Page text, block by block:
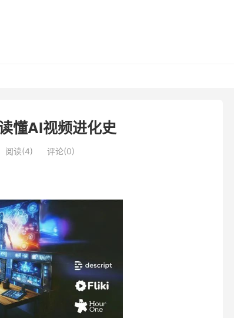
懂AI视频进化史
阅读(4) 评论(0)